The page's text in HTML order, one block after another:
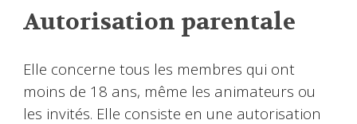
Autorisation parentale
Elle concerne tous les membres qui ont
moins de 18 ans, même les animateurs ou
les invités. Elle consiste en une autorisation